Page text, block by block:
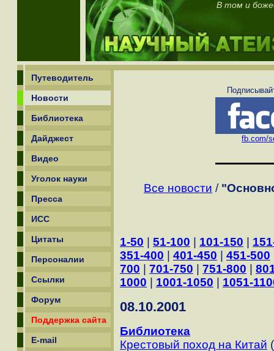
В том и
Путеводитель
Новости
Библиотека
Дайджест
Видео
Уголок науки
Пресса
ИСС
Цитаты
Персоналии
Ссылки
Форум
Поддержка сайта
E-mail
fb.com/
Все новости /
1-50 51-100 101-150
351-400
401-450 451-500
700
701-750 751-800
1000
1001-1050 1051-
08.10.2001
Библиотека
Крестовый поход на Китай